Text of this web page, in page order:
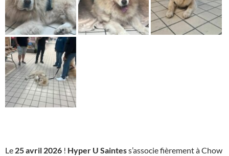
Le 25 avril 2026 ! Hyper U Saintess’associe fièrement à Chow